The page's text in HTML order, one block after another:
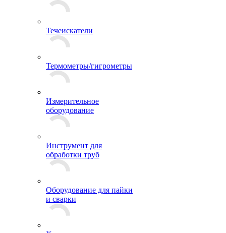
Течеискатели
Термометры/гигрометры
Измерительное
оборудование
Инструмент для
обработки труб
Оборудование для пайки
и сварки